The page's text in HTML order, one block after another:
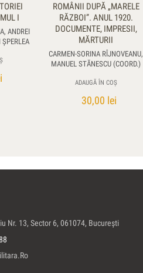
I
ANDREI
ROMÂNII DUPĂ „MARELE
RĂZBOI”. ANUL 1920.
DOCUMENTE, IMPRESII,
MĂRTURII
CARMEN-SORINA RÎJNOVEANU,
MANUEL STĂNESCU (COORD.)
ADAUGĂ ÎN COȘ
30,00 lei
Nr. 13, Sector 6, 061074, Bucureşti